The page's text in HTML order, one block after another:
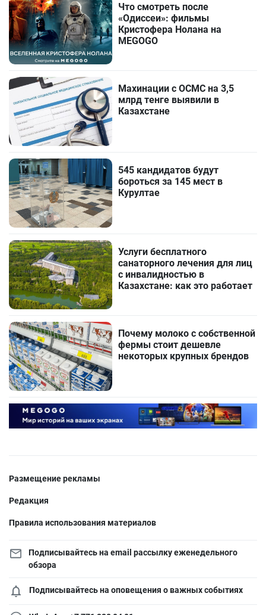
Что смотреть после
«Одиссеи»: фильмы
Кристофера Нолана на
MEGOGO
Махинации с ОСМС на 3,5
млрд тенге выявили в
Казахстане
545 кандидатов будут
бороться за 145 мест в
Курултае
Услуги бесплатного
санаторного лечения для лиц
с инвалидностью в
Казахстане: как это работает
Почему молоко с собственной
фермы стоит дешевле
некоторых крупных брендов
Размещение рекламы
Редакция
Правила использования материалов
Подписывайтесь на email рассылку еженедельного
обзора
Подписывайтесь на оповещения о важных событиях